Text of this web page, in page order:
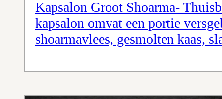
Kapsalon Groot Shoarma-
kapsalon omvat een portie
shoarmavlees, gesmolten kaas,